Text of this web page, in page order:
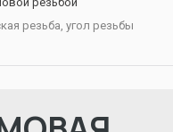
резьба, угол резьбы